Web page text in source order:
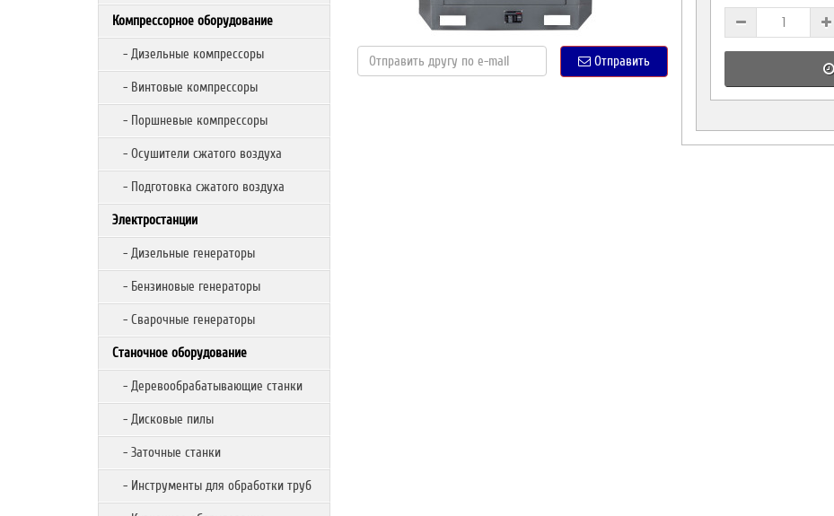
Компрессорное оборудование
- Дизельные компрессоры
- Винтовые компрессоры
- Поршневые компрессоры
- Осушители сжатого воздуха
- Подготовка сжатого воздуха
Электростанции
- Дизельные генераторы
- Бензиновые генераторы
- Сварочные генераторы
Станочное оборудование
- Деревообрабатывающие станки
- Дисковые пилы
- Заточные станки
- Инструменты для обработки труб
Отправить